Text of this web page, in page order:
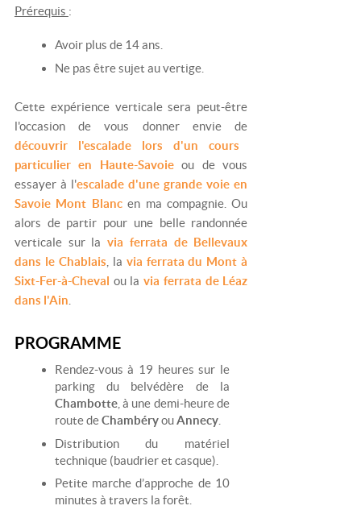
Prérequis :
Avoir plus de 14 ans.
Ne pas être sujet au vertige.
Cette expérience verticale sera peut-être
l'occasion de vous donner envie de
découvrir l'escalade lors d'un cours
particulier en Haute-Savoie ou de vous
essayer à l'escalade d'une grande voie en
Savoie Mont Blanc en ma compagnie. Ou
alors de partir pour une belle randonnée
verticale sur lavia ferrata de Bellevaux
dans le Chablais, la via ferrata du Mont à
Sixt-Fer-à-Cheval ou lavia ferrata de Léaz
dans l'Ain.
PROGRAMME
Rendez-vous à 19 heures sur le
parking du belvédère de la
Chambotte, à une demi-heure de
route deChambéryouAnnecy.
Distribution du matériel
technique (baudrier et casque).
Petite marche d’approche de 10
minutes à travers la forêt.